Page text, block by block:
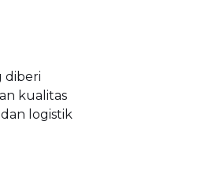
diberi
kualitas
logistik